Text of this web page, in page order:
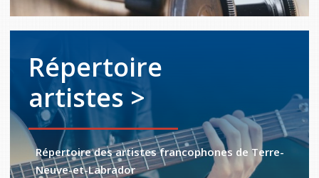
Répertoire
artistes >
Répertoire des artistes francophones de Terre-
Neuve-et-Labrador